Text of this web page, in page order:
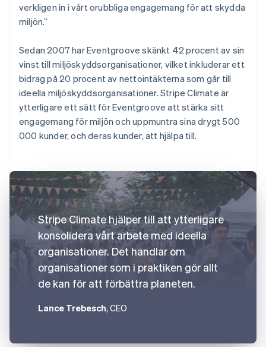
verkligen in i vårt orubbliga engagemang för att skydda
miljön.”
Sedan 2007 har Eventgroove skänkt 42 procent av sin
vinst till miljöskyddsorganisationer, vilket inkluderar ett
bidrag på 20 procent av nettointäkterna som går till
ideella miljöskyddsorganisationer. Stripe Climate är
ytterligare ett sätt för Eventgroove att stärka sitt
engagemang för miljön och uppmuntra sina drygt 500
000 kunder, och deras kunder, att hjälpa till.
Stripe Climate hjälper till att ytterligare
konsolidera vårt arbete med ideella
organisationer. Det handlar om
organisationer som i praktiken gör allt
de kan för att förbättra planeten.
Lance Trebesch, CEO